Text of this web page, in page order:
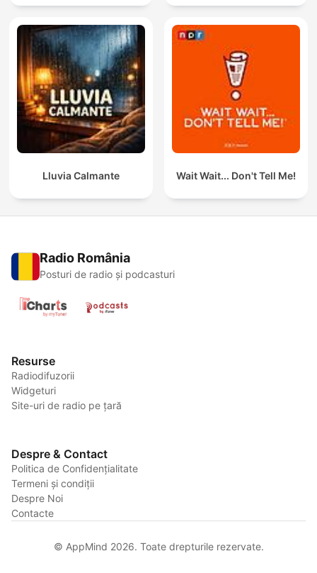
Lluvia Calmante Wait Wait... Don't Tell Me!
Radio România
Posturi de radio și podcasturi
Resurse
Radiodifuzorii
Widgeturi
Site-uri de radio pe țară
Despre & Contact
Politica de Confidențialitate
Termeni și condiții
Despre Noi
Contacte
© AppMind 2026. Toate drepturile rezervate.